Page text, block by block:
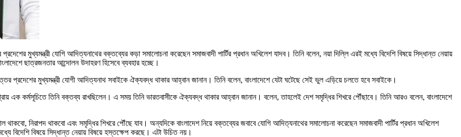
মুখ্যমন্ত্রী যোগি আদিত্যনাথের বক্তব্যের কড়া সমালোচনা করেছেন সমাজবাদী পার্টির প্রধান অখিলেশ যাদব। তিনি বলেন, নয়া দিল্লি এরই মধ্যে বিদেশি বিষয়ে সিদ্ধান্ত নেয়ায়
ছাত্রজনতার আন্দোলন উদাহরণ হিসেবে ব্যবহার হচ্ছে।
প্রদেশের মুখ্যমন্ত্রী যোগী আদিত্যনাথ সবাইকে ঐক্যবদ্ধ থাকার আহ্বান জানান। তিনি বলেন, বাংলাদেশে যেটা ঘটেছে সেই ভুল এড়িয়ে চলতে হবে সবাইকে।
এক কর্মসূচিতে তিনি বক্তব্য রাখছিলেন। এ সময় তিনি ভারতবাসীকে ঐক্যবদ্ধ থাকার আহ্বান জানান। বলেন, তাহলেই দেশ সমৃদ্ধির শিখরে পৌঁছাবে। তিনি আরও বলেন, বাংলাদেশে
নিরাপদ থাকবো এবং সমৃদ্ধির শিখরে পৌঁছে যাব। অন্যদিকে বাংলাদেশ নিয়ে বক্তব্যের জবাবে যোগি আদিত্যনাথের সমালোচনা করেছেন সমাজবাদী পার্টির প্রধান অখিলেশ
বিদেশি বিষয়ে সিদ্ধান্ত নেয়ায় বিষয়ে হস্তক্ষেপ করছে। এটা উচিত নয়।